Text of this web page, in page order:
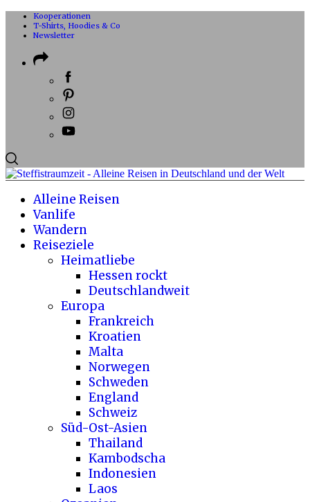
Kooperationen
T-Shirts, Hoodies & Co
Newsletter
Alleine Reisen
Vanlife
Wandern
Reiseziele
Heimatliebe
Hessen rockt
Deutschlandweit
Europa
Frankreich
Kroatien
Malta
Norwegen
Schweden
England
Schweiz
Süd-Ost-Asien
Thailand
Kambodscha
Indonesien
Laos